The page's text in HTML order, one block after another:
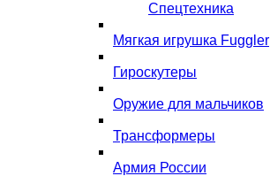
Спецтехника
Мягкая игрушка Fuggler
Гироскутеры
Оружие для мальчиков
Трансформеры
Армия России